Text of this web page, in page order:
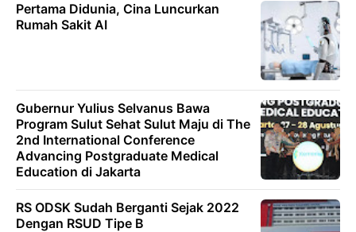
Pertama Didunia, Cina Luncurkan
Rumah Sakit AI
Gubernur Yulius Selvanus Bawa
Program Sulut Sehat Sulut Maju di The
2nd International Conference
Advancing Postgraduate Medical
Education di Jakarta
RS ODSK Sudah Berganti Sejak 2022
Dengan RSUD Tipe B